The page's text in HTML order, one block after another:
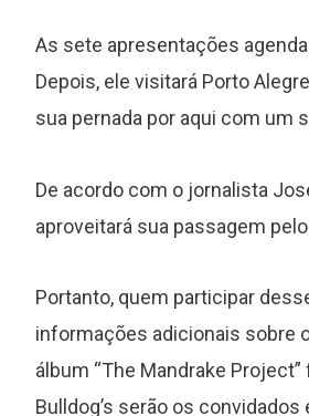
As sete apresentações
Depois, ele visitará Porto
sua pernada por aqui com um
De acordo com o jornalista
aproveitará sua passagem
Portanto, quem participar
informações adicionais sobre
álbum “The Mandrake
Bulldog’s serão os